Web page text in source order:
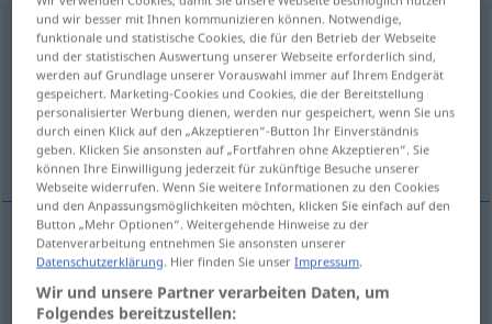
Temperatur [tɛmperaˈtuːr]f < Temperatur;Temperaturen
Übersicht aller Übersetzungen
(Für mehr Details die Übersetzung anklicken/antippen)
temperatura
temperaturaf Temperatur
und wir besser mit Ihnen kommunizieren können. Notwendige,
funktionale und statistische Cookies, die für den Betrieb der Webseite
und der statistischen Auswertung unserer Webseite erforderlich sind,
werden auf Grundlage unserer Vorauswahl immer auf Ihrem Endgerät
gespeichert. Marketing-Cookies und Cookies, die der Bereitstellung
personalisierter Werbung dienen, werden nur gespeichert, wenn Sie uns
durch einen Klick auf den „Akzeptieren“-Button Ihr Einverständnis
geben. Klicken Sie ansonsten auf „Fortfahren ohne Akzeptieren“. Sie
können Ihre Einwilligung jederzeit für zukünftige Besuche unserer
Webseite widerrufen. Wenn Sie weitere Informationen zu den Cookies
und den Anpassungsmöglichkeiten möchten, klicken Sie einfach auf den
Button „Mehr Optionen“. Weitergehende Hinweise zu der
Datenverarbeitung entnehmen Sie ansonsten unserer
Datenschutzerklärung . Hier finden Sie unserImpressum
Wir und unsere Partner verarbeiten Daten, um
Folgendes bereitzustellen: